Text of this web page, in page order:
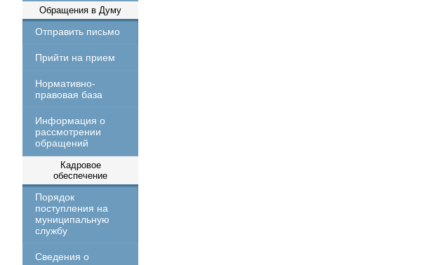
Обращения в Думу
Отправить письмо
Прийти на прием
Нормативно-
правовая база
Информация о
рассмотрении
обращений
Кадровое
обеспечение
Порядок
поступления на
муниципальную
службу
Сведения о